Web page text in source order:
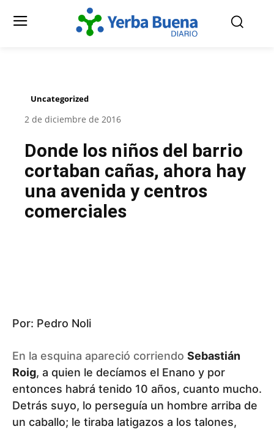
Uncategorized
2 de diciembre de 2016
Donde los niños del barrio
cortaban cañas, ahora hay
una avenida y centros
comerciales
Por: Pedro Noli
En la esquina apareció corriendo Sebastián
Roig, a quien le decíamos el Enano y por
entonces habrá tenido 10 años, cuanto mucho.
Detrás suyo, lo perseguía un hombre arriba de
un caballo; le tiraba latigazos a los talones,